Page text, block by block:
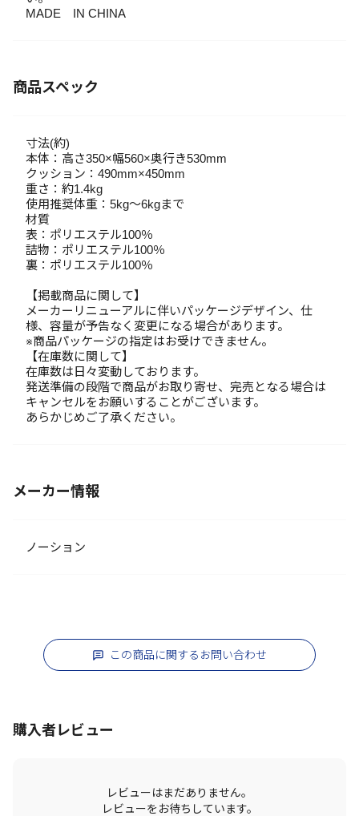
MADE IN CHINA
商品スペック
寸法(約)
本体：高さ350×幅560×奥行き530mm
クッション：490mm×450mm
重さ：約1.4kg
使用推奨体重：5kg～6kgまで
材質
表：ポリエステル100％
詰物：ポリエステル100％
裏：ポリエステル100％
【掲載商品に関して】
メーカーリニューアルに伴いパッケージデザイン、仕
様、容量が予告なく変更になる場合があります。
※商品パッケージの指定はお受けできません。
【在庫数に関して】
在庫数は日々変動しております。
発送準備の段階で商品がお取り寄せ、完売となる場合は
キャンセルをお願いすることがございます。
あらかじめご了承ください。
メーカー情報
ノーション
この商品に関するお問い合わせ
購入者レビュー
レビューはまだありません。
レビューをお待ちしています。